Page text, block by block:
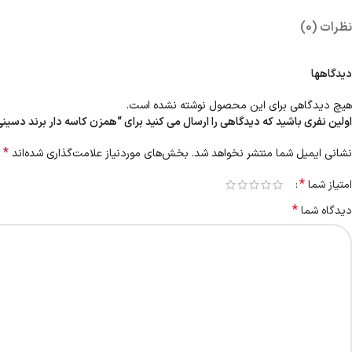
نظرات (0)
دیدگاهها
هیچ دیدگاهی برای این محصول نوشته نشده است.
اولین نفری باشید که دیدگاهی را ارسال می کنید برای “همزن کاسه دار برند
نشانی ایمیل شما منتشر نخواهد شد. بخش‌های موردنیاز علامت‌گذاری شده‌اند*
امتیاز شما*
دیدگاه شما*